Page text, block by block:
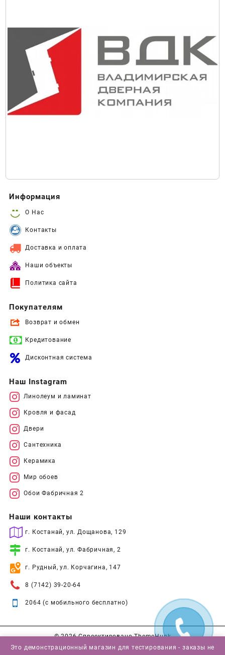
Информация
О Нас
Контакты
Доставка и оплата
Наши объекты
Политика сайта
Покупателям
Возврат и обмен
Кредитование
Дисконтная система
Наш Instagram
Линолеум и ламинат
Кровля и фасад
Двери
Сантехника
Керамика
Мир обоев
Обои Фабричная 2
Наши контакты
г. Костанай, ул. Дощанова, 129
г. Костанай, ул. Фабричная, 2
г. Рудный, ул. Корчагина, 147
8 (7142) 39-20-64
2064 (с мобильного бесплатно)
© 2026Спроектировано ThemeHunk
Это демонстрационный магазин для тестирования - заказы не